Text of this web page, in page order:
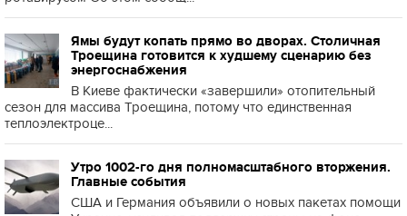
Ямы будут копать прямо во дворах. Столичная
Троещина готовится к худшему сценарию без
энергоснабжения
В Киеве фактически «завершили» отопительный
сезон для массива Троещина, потому что единственная
теплоэлектроце...
Утро 1002-го дня полномасштабного вторжения.
Главные события
США и Германия объявили о новых пакетах помощи